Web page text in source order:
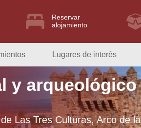
Reservar
alojamiento
Lugares de interés
y arqueológico
Las Tres Culturas, Arco de la